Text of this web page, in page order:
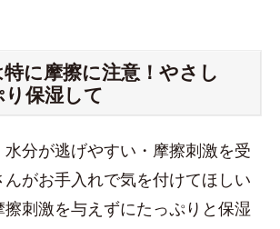
に摩擦に注意！やさし
保湿して
分が逃げやすい・摩擦刺激を受
がお手入れで気を付けてほしい
刺激を与えずにたっぷりと保湿